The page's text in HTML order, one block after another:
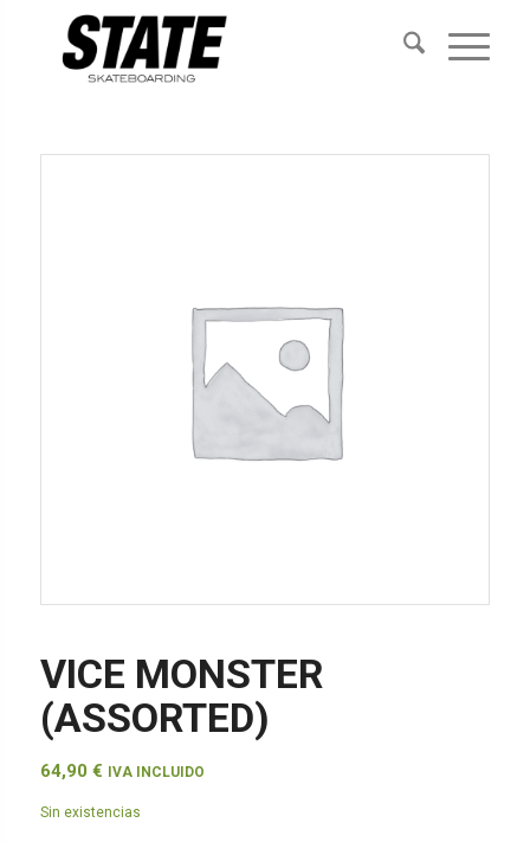
VICE MONSTER
(ASSORTED)
64,90 € IVA INCLUIDO
Sin existencias